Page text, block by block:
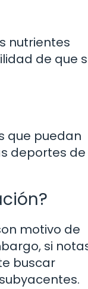
nutrientes
de que
que puedan
deportes de
motivo de
si
buscar